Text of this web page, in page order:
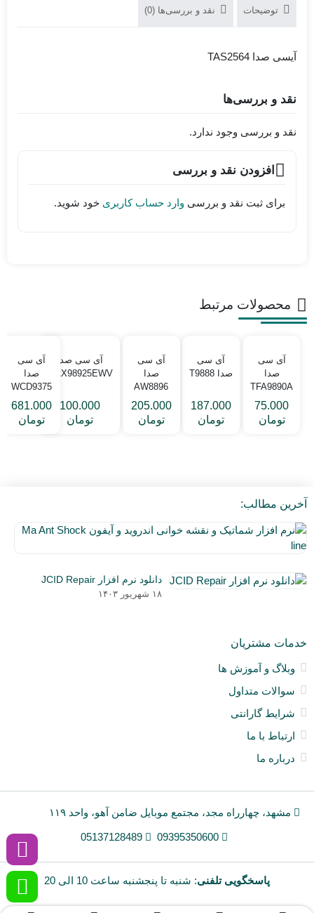
TAS2564
توضیحات نقد و بررسی‌ها (0)
آیسی صدا TAS2564
نقد و بررسی‌ها
نقد و بررسی وجود ندارد.
افزودن نقد و بررسی
برای ثبت نقد و بررسی وارد حساب کاربری خود شوید.
محصولات مرتبط
آی سی
صدا
TFA9890A
75.000
تومان
آی سی
صدا T9888
187.000
تومان
آی سی
صدا
AW8896
205.000
تومان
آی سی صدا
MAX98925EWV
100.000
تومان
آی سی
صدا
WCD9375
681.000
تومان
آخرین مطالب:
دانلود نرم افزار JCID Repair
۱۸ شهریور ۱۴۰۳
خدمات مشتریان
وبلاگ و آموزش ها
سوالات متداول
شرایط گارانتی
ارتباط با ما
درباره ما
مشهد، چهارراه مجد، مجتمع موبایل ضامن آهو، واحد ۱۱۹
09395350600
05137128489
پاسخگویی تلفنی: شنبه تا پنجشنبه ساعت 10 الی 20